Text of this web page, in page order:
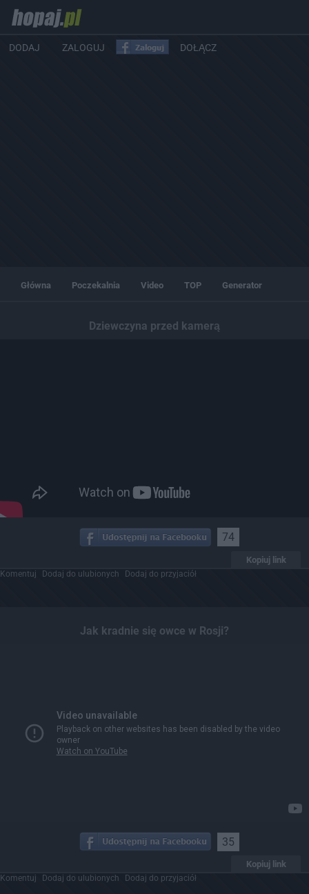
DODAJ ZALOGUJ DOŁĄCZ
Główna Poczekalnia Video TOP Generator
Dziewczyna przed kamerą
74
Kopiuj link
Komentuj Dodaj do ulubionych Dodaj do przyjaciół
Jak kradnie się owce w Rosji?
35
Kopiuj link
Komentuj Dodaj do ulubionych Dodaj do przyjaciół